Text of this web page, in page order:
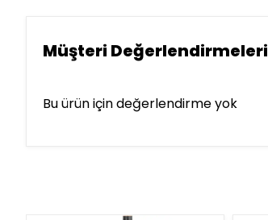
Müşteri Değerlendirmeleri
Bu ürün için değerlendirme yok